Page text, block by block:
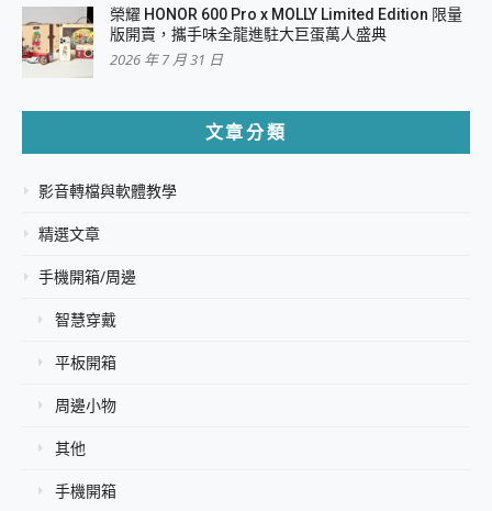
榮耀 HONOR 600 Pro x MOLLY Limited Edition 限量
版開賣，攜手味全龍進駐大巨蛋萬人盛典
2026 年 7 月 31 日
文章分類
影音轉檔與軟體教學
精選文章
手機開箱/周邊
智慧穿戴
平板開箱
周邊小物
其他
手機開箱